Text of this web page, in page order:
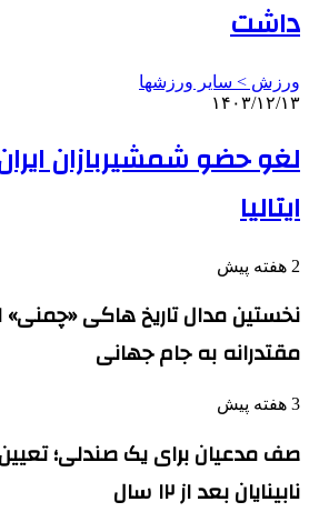
داشت
ورزش > سایر ورزشها
۱۴۰۳/۱۲/۱۳
لغو حضو شمشیربازان
ایتالیا
2 هفته پیش
نخستین مدال تاریخ هاکی «چمنی»
مقتدرانه به جام جهانی
3 هفته پیش
صف مدعیان برای یک صندلی؛
نابینایان بعد از ۱۲ سال